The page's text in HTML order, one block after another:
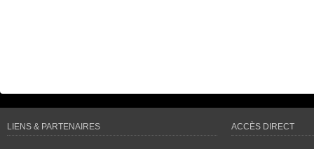
LIENS & PARTENAIRES ACCÈS DIRECT